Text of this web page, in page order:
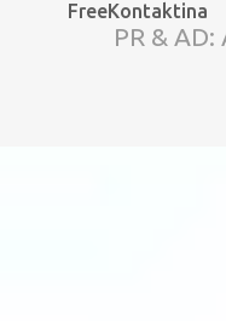
スキップして
FreeKontaktina
PR &